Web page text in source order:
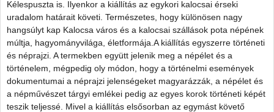
Kélespuszta is. Ilyenkor a kiállítás az egykori kalocsai érseki
uradalom határait követi. Természetes, hogy különösen nagy
hangsúlyt kap Kalocsa város és a kalocsai szállások pota népének
múltja, hagyományvilága, életformája.A kiállítás egyszerre történeti
és néprajzi. A termekben együtt jelenik meg a népélet és a
történelem, mégpedig oly módon, hogy a történelmi események
dokumentumai a néprajzi jelenségeket magyarázzák, a népélet és
a népművészet tárgyi emlékei pedig az egyes korok történeti képét
teszik teljessé. Mivel a kiállítás elsősorban az egymást követő